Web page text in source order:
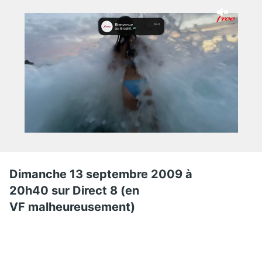
Dimanche 13 septembre 2009 à
20h40 sur Direct 8 (en
VF malheureusement)